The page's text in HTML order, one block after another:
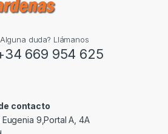
duda? Llámanos
669 954 625
contacto
9,Portal A, 4A